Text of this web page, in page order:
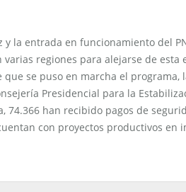
y la entrada en funcionamiento del
regiones para alejarse de esta
que se puso en marcha el
Presidencial para la
74.366 han recibido pagos de
con proyectos productivos en